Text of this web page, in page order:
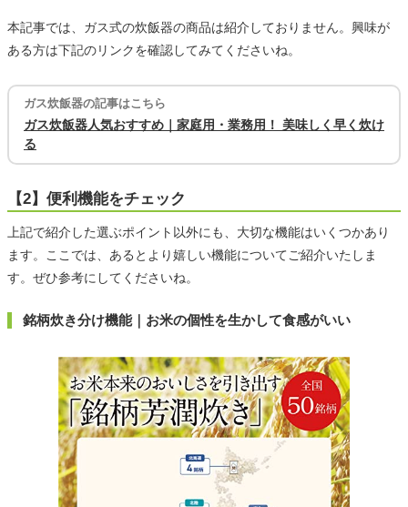
本記事では、ガス式の炊飯器の商品は紹介しておりません。興味が
ある方は下記のリンクを確認してみてくださいね。
ガス炊飯器の記事はこちら
ガス炊飯器人気おすすめ｜家庭用・業務用！ 美味しく早く炊け
る
【2】便利機能をチェック
上記で紹介した選ぶポイント以外にも、大切な機能はいくつかあり
ます。ここでは、あるとより嬉しい機能についてご紹介いたしま
す。ぜひ参考にしてくださいね。
銘柄炊き分け機能｜お米の個性を生かして食感がいい